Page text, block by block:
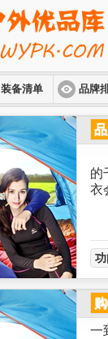
装备清单 品牌
的
衣
一